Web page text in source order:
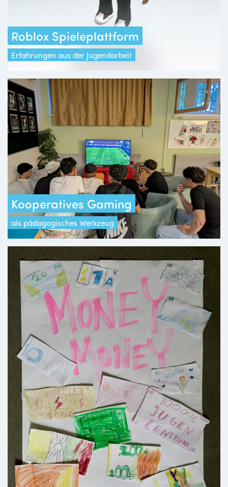
Roblox Spieleplattform
Erfahrungen aus der Jugendarbeit
Kooperatives Gaming
als pädagogisches Werkzeug